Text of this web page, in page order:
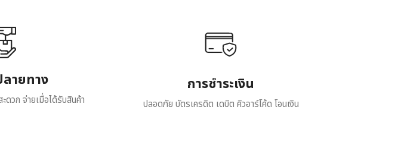
ายทาง
ดวก จ่ายเมื่อได้รับสินค้า
การชำระเงิน
ปลอดภัย บัตรเครดิต เดบิต คิวอาร์โค้ด โอนเงิน